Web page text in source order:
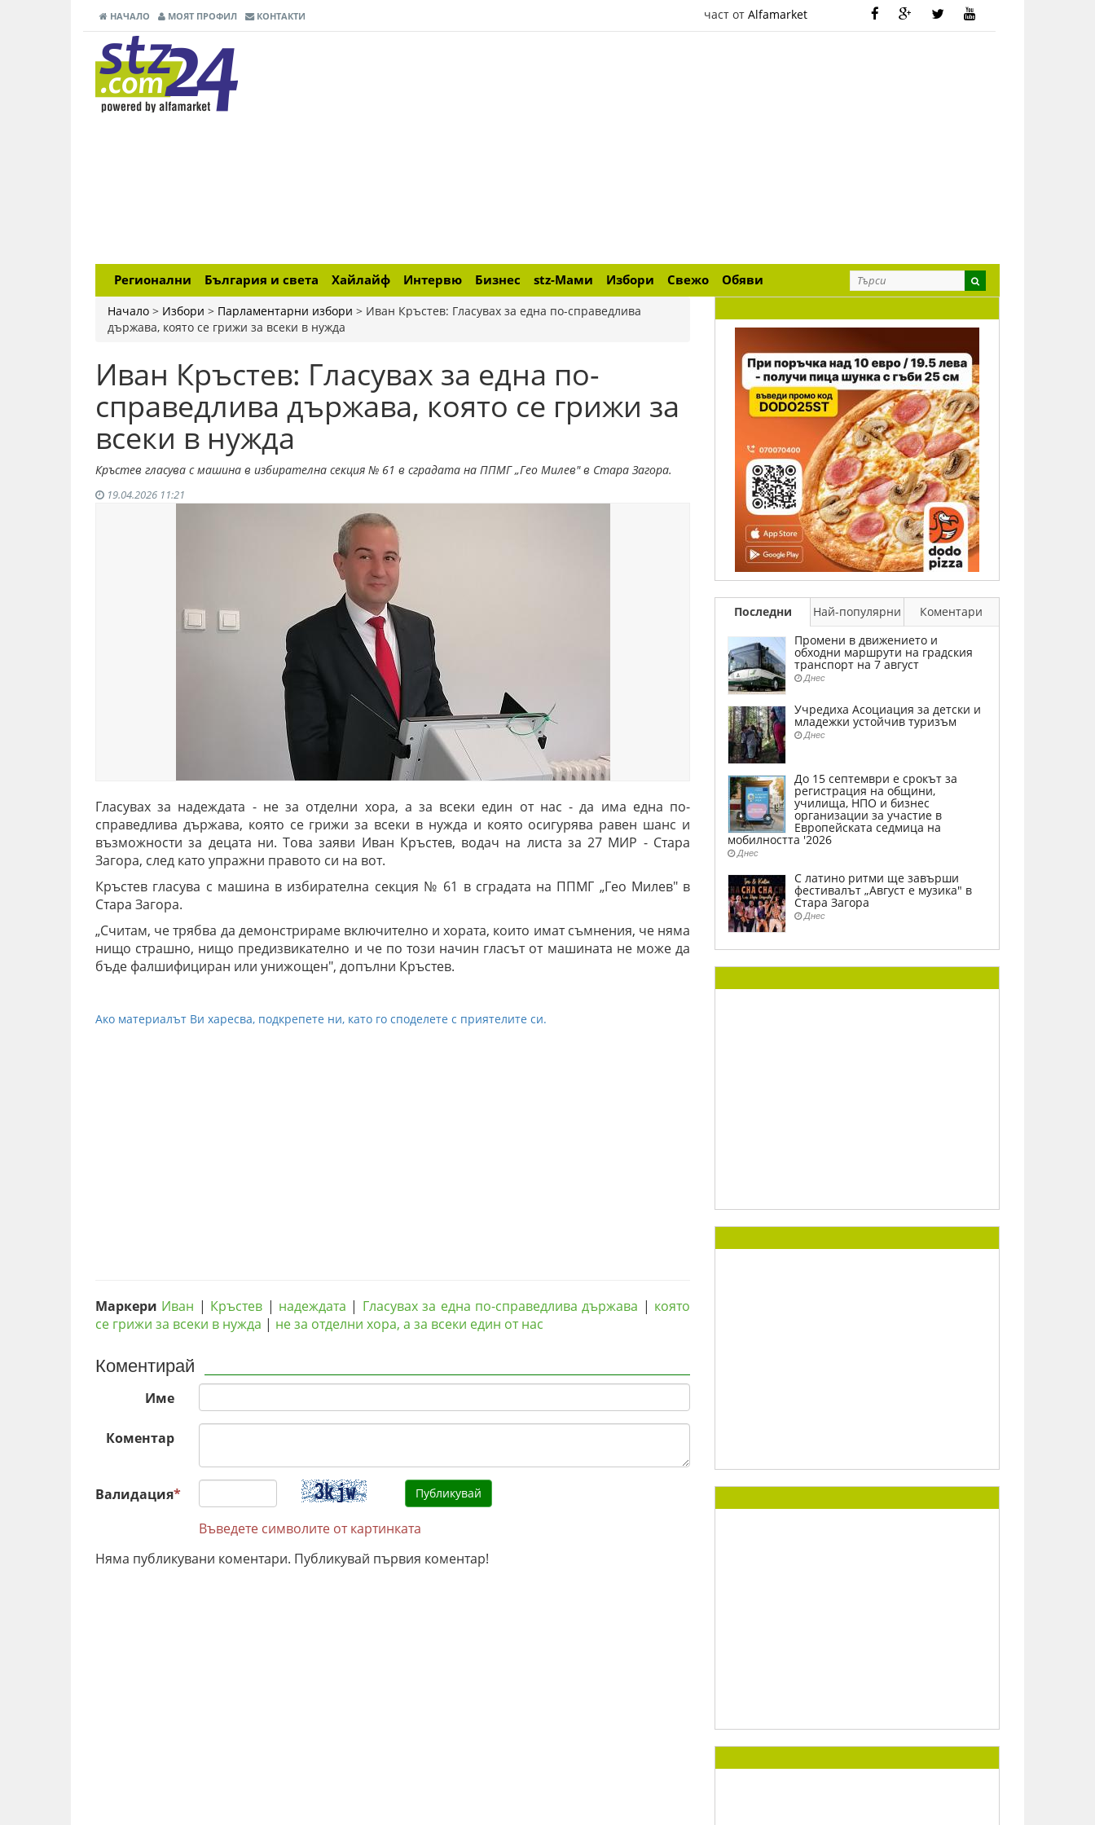
НАЧАЛО МОЯТ ПРОФИЛ КОНТАКТИ част от Alfamarket
Регионални България и света Хайлайф Интервю Бизнес stz-Мами Избори Свежо Обяви
Начало > Избори > Парламентарни избори > Иван Кръстев: Гласувах за една по-справедлива
държава, която се грижи за всеки в нужда
Иван Кръстев: Гласувах за една по-
справедлива държава, която се грижи за
всеки в нужда
Кръстев гласува с машина в избирателна секция № 61 в сградата на ППМГ „Гео Милев" в Стара Загора.
19.04.2026 11:21
Гласувах за надеждата - не за отделни хора, а за всеки един от нас - да има една по-
справедлива държава, която се грижи за всеки в нужда и която осигурява равен шанс и
възможности за децата ни. Това заяви Иван Кръстев, водач на листа за 27 МИР - Стара
Загора, след като упражни правото си на вот.
Кръстев гласува с машина в избирателна секция № 61 в сградата на ППМГ „Гео Милев" в
Стара Загора.
„Считам, че трябва да демонстрираме включително и хората, които имат съмнения, че няма
нищо страшно, нищо предизвикателно и че по този начин гласът от машината не може да
бъде фалшифициран или унижощен", допълни Кръстев.
Ако материалът Ви харесва, подкрепете ни, като го споделете с приятелите си.
Маркери Иван | Кръстев | надеждата | Гласувах за една по-справедлива държава | която
се грижи за всеки в нужда | не за отделни хора, а за всеки един от нас
Коментирай
Име
Коментар
Валидация*
Въведете символите от картинката
Няма публикувани коментари. Публикувай първия коментар!
Последни Най-популярни
Коментари
Промени в движението и
обходни маршрути на градския
транспорт на 7 август
Днес
Учредиха Асоциация за детски и
младежки устойчив туризъм
Днес
До 15 септември е срокът за
регистрация на общини,
училища, НПО и бизнес
организации за участие в
Европейската седмица на
мобилността '2026
Днес
С латино ритми ще завърши
фестивалът „Август е музика" в
Стара Загора
Днес